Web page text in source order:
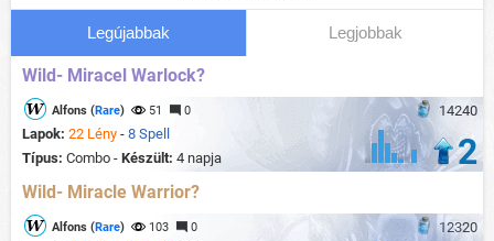
Legújabbak Legjobbak
Wild- Miracel Warlock?
14240
Alfons (Rare) 51 0
Lapok: 22 Lény - 8 Spell
Típus: Combo - Készült: 4 napja 2
Wild- Miracle Warrior?
12320
Alfons (Rare) 103 0